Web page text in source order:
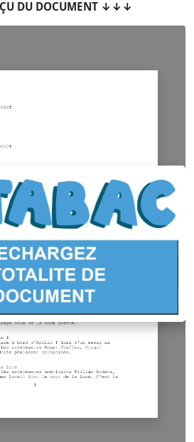
DU DOCUMENT ↓↓↓